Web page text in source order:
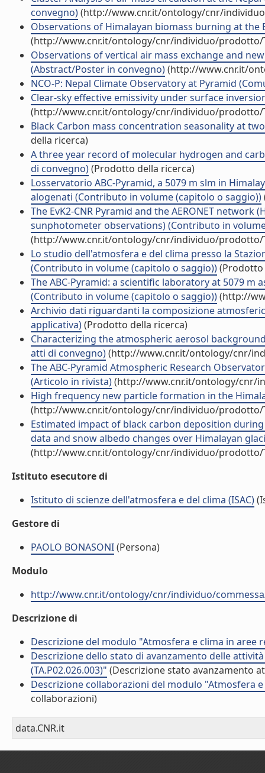
convegno)(http://www.cnr.it/ontology/cnr/
Observations of Himalayan biomass burning at the
(http://www.cnr.it/ontology/cnr/individuo/prodotto/
Observations of vertical air mass exchange and
(Abstract/Poster in convegno)(http://www.cnr.it/
NCO-P: Nepal Climate Observatory at Pyramid
Clear-sky effective emissivity under surface
(http://www.cnr.it/ontology/cnr/individuo/prodotto/
Black Carbon mass concentration seasonality at
della ricerca)
A three year record of molecular hydrogen and
di convegno)(Prodotto della ricerca)
Losservatorio ABC-Pyramid, a 5079 m slm in
alogenati (Contributo in volume (capitolo o saggio))
The EvK2-CNR Pyramid and the AERONET
sunphotometer observations) (Contributo in
(http://www.cnr.it/ontology/cnr/individuo/prodotto/
Lo studio dell'atmosfera e del clima presso la
(Contributo in volume (capitolo o saggio))(Prodotto
The ABC-Pyramid: a scientific laboratory at 5079
(Contributo in volume (capitolo o saggio))(http://
Archivio dati riguardanti la composizione
applicativa)(Prodotto della ricerca)
Characterizing the atmospheric aerosol
atti di convegno)(http://www.cnr.it/ontology/cnr/
The ABC-Pyramid Atmospheric Research
(Articolo in rivista)(http://www.cnr.it/ontology/cnr/
High frequency new particle formation in the
(http://www.cnr.it/ontology/cnr/individuo/prodotto/
Estimated impact of black carbon deposition
data and snow albedo changes over Himalayan
(http://www.cnr.it/ontology/cnr/individuo/prodotto/
Istituto esecutore di
Istituto di scienze dell'atmosfera e del clima (ISAC)
Gestore di
PAOLO BONASONI(Persona)
Modulo
http://www.cnr.it/ontology/cnr/individuo/
Descrizione di
Descrizione del modulo "Atmosfera e clima in aree
Descrizione dello stato di avanzamento delle
(TA.P02.026.003)" (Descrizione stato avanzamento
Descrizione collaborazioni del modulo "Atmosfera
collaborazioni)
data.CNR.it